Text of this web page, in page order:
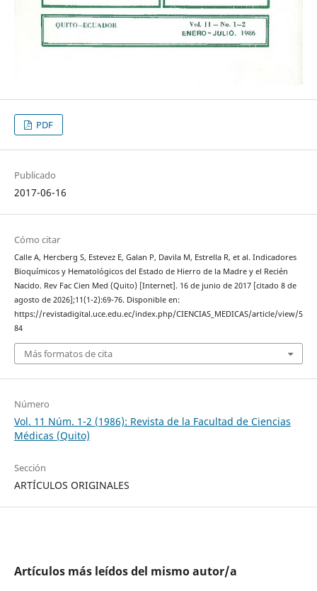
PDF
Publicado
2017-06-16
Cómo citar
Calle A, Hercberg S, Estevez E, Galan P, Davila M, Estrella R, et al. Indicadores
Bioquímicos y Hematológicos del Estado de Hierro de la Madre y el Recién
Nacido. Rev Fac Cien Med (Quito) [Internet]. 16 de junio de 2017 [citado 8 de
agosto de 2026];11(1-2):69-76. Disponible en:
https://revistadigital.uce.edu.ec/index.php/CIENCIAS_MEDICAS/article/view/5
84
Más formatos de cita
Número
Vol. 11 Núm. 1-2 (1986): Revista de la Facultad de Ciencias
Médicas (Quito)
Sección
ARTÍCULOS ORIGINALES
Artículos más leídos del mismo autor/a